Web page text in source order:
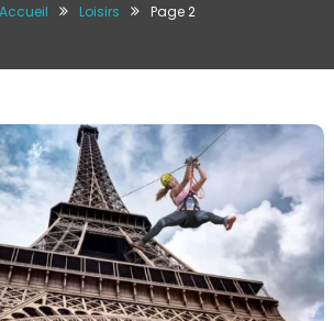
Accueil Loisirs Page 2